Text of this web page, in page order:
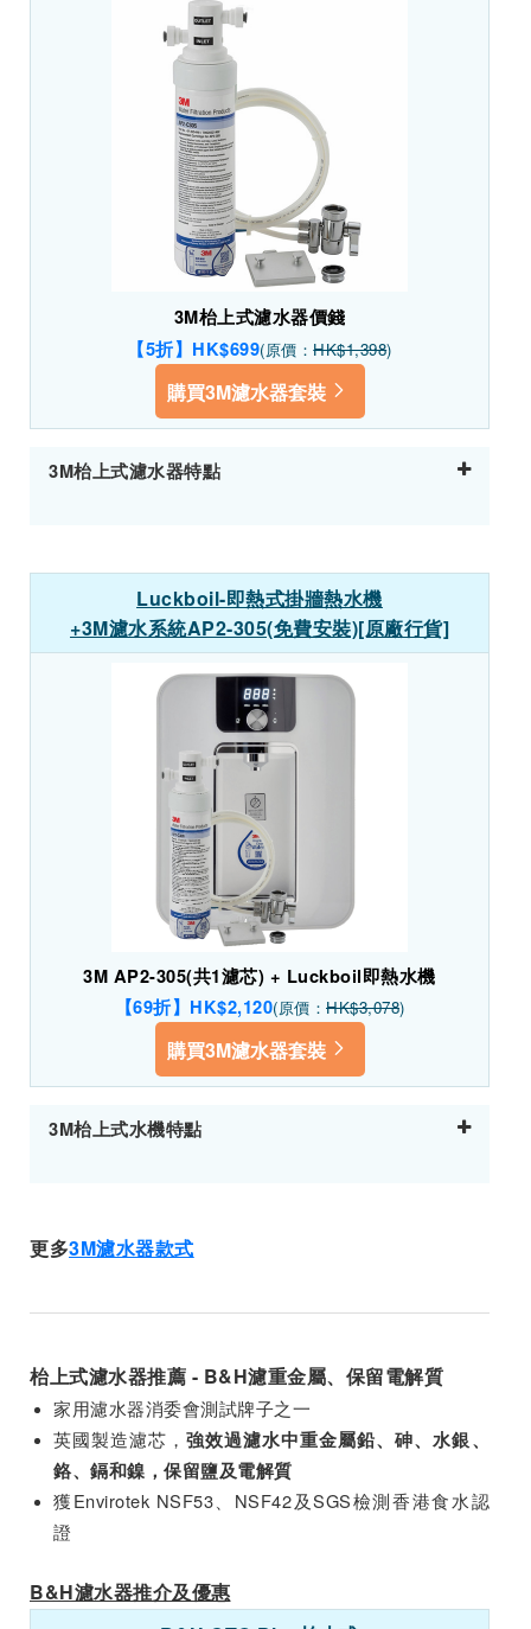
3M枱上式濾水器價錢
【5折】HK$699(原價：HK$1,398)
購買3M濾水器套裝
3M枱上式濾水器特點
Luckboil-即熱式掛牆熱水機
+3M濾水系統AP2-305(免費安裝)[原廠行貨]
3M AP2-305(共1濾芯) + Luckboil即熱水機
【69折】HK$2,120(原價： HK$3,078)
購買3M濾水器套裝
3M枱上式水機特點
更多3M濾水器款式
枱上式濾水器推薦 - B&H濾重金屬、保留電解質
家用濾水器消委會測試牌子之一
英國製造濾芯，強效過濾水中重金屬鉛、砷、水銀、
鉻、鎘和鎳，保留鹽及電解質
獲Envirotek NSF53、NSF42及SGS檢測香港食水認
證
B&H濾水器推介及優惠